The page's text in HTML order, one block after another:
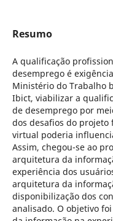
Resumo
A qualificação
desemprego é
Ministério do Trabalho
Ibict, viabilizar a
de desemprego por
dos desafios do
virtual poderia
Assim, chegou-se ao
arquitetura da
experiência dos
arquitetura da
disponibilização dos
analisado. O objetivo